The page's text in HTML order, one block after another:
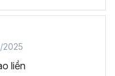
2025
liền